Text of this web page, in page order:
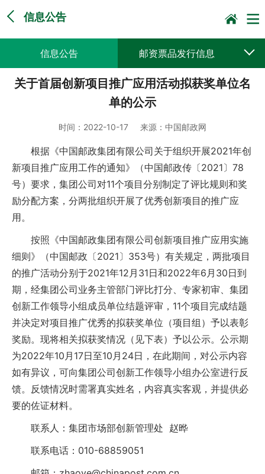
信息公告
信息公告 邮资票品发行信息
采购公告公示 预决算公开
关于首届创新项目推广应用活动拟获奖单位名
单的公示
时间： 2022-10-17 来源： 中国邮政网
根据《中国邮政集团有限公司关于组织开展2021年创
新项目推广应用工作的通知》（中国邮政传〔2021〕78
号）要求，集团公司对11个项目分别制定了评比规则和奖
励分配方案，分两批组织开展了优秀创新项目的推广应
用。
按照《中国邮政集团有限公司创新项目推广应用实施
细则》（中国邮政〔2021〕353号）有关规定，两批项目
的推广活动分别于2021年12月31日和2022年6月30日到
期，经集团公司业务主管部门评比打分、专家初审、集团
创新工作领导小组成员单位结题评审，11个项目完成结题
并决定对项目推广优秀的拟获奖单位（项目组）予以表彰
奖励。现将相关拟获奖情况（见下表）予以公示。公示期
为2022年10月17日至10月24日，在此期间，对公示内容
如有异议，可向集团公司创新工作领导小组办公室进行反
馈。反馈情况时需署真实姓名，内容真实客观，并提供必
要的佐证材料。
联系人：集团市场部创新管理处 赵晔
联系电话：010-68859051